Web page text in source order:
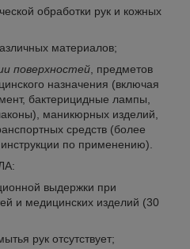
обработки рук и кожных
материалов;
поверхностей , предметов
назначения (включая
бактерицидные лампы,
маникюрных изделий,
средств (более
по применению).
выдержки при
и медицинских изделий (30
рук отсутствует;